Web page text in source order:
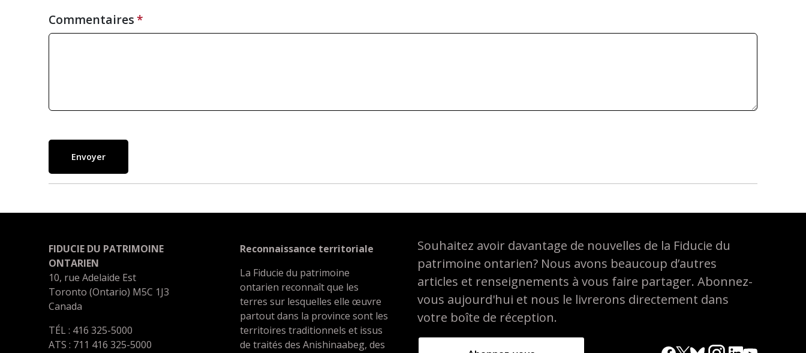
Commentaires
Envoyer
FIDUCIE DU PATRIMOINE
ONTARIEN
10, rue Adelaide Est
Toronto (Ontario) M5C 1J3
Canada
TÉL : 416 325-5000
ATS : 711 416 325-5000
Reconnaissance territoriale
La Fiducie du patrimoine
ontarien reconnaît que les
terres sur lesquelles elle œuvre
partout dans la province sont les
territoires traditionnels et issus
de traités des Anishinaabeg, des
Souhaitez avoir davantage de nouvelles de la Fiducie du
patrimoine ontarien? Nous avons beaucoup d’autres
articles et renseignements à vous faire partager. Abonnez-
vous aujourd'hui et nous le livrerons directement dans
votre boîte de réception.